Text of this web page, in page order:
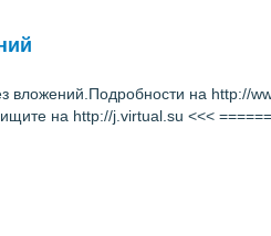
вложений.Подробности на http://
на http://j.virtual.su <<<